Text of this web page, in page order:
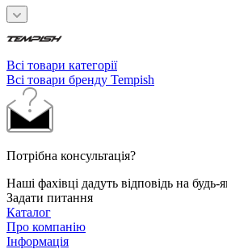
Всі товари категорії
Всі товари бренду Tempish
Потрібна консультація?
Наші фахівці дадуть відповідь на будь-
Задати питання
Каталог
Про компанію
Інформація